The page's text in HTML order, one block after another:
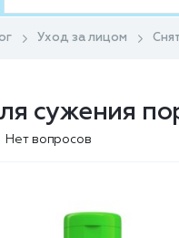
Уход за лицом
сужения
Нет вопросов